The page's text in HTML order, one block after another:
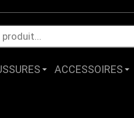
ACCESSOIRES